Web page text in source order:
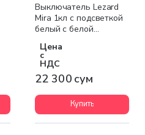
Выключатель Lezard
Mira 1кл с подсветкой
белый с белой
Цена
с
НДС
22 300 сум
Купить